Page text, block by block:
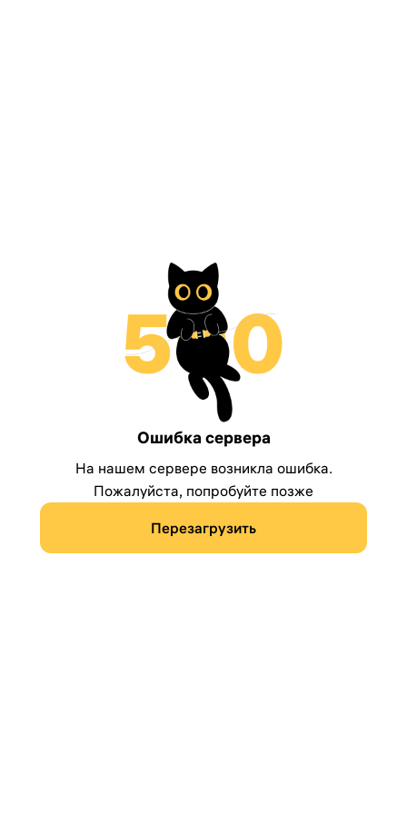
Ошибка сервера
На нашем сервере возникла ошибка.
Пожалуйста, попробуйте позже
Перезагрузить